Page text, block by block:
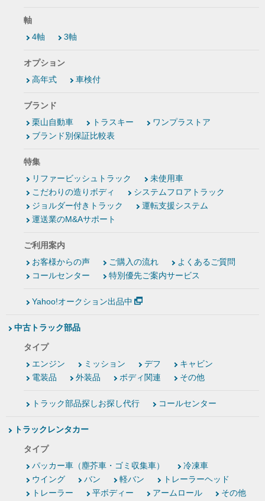
軸
4軸
3軸
オプション
高年式
車検付
ブランド
栗山自動車
トラスキー
ワンプラストア
ブランド別保証比較表
特集
リファービッシュトラック
未使用車
こだわりの造りボディ
システムフロアトラック
ジョルダー付きトラック
運転支援システム
運送業のM&Aサポート
ご利用案内
お客様からの声
ご購入の流れ
よくあるご質問
コールセンター
特別優先ご案内サービス
Yahoo!オークション出品中
中古トラック部品
タイプ
エンジン
ミッション デフ
キャビン
電装品
外装品 ボディ関連 その他
トラック部品探しお探し代行 コールセンター
トラックレンタカー
タイプ
パッカー車（塵芥車・ゴミ収集車）
冷凍車
ウイング
バン 軽バン
トレーラーヘッド
トレーラー
平ボディー アームロール その他